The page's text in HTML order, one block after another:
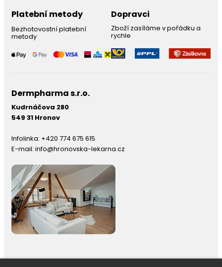
Platební metody
Bezhotovostní platební
metody
Dopravci
Zboží zasíláme v pořádku a
rychle
Dermpharma s.r.o.
Kudrnáčova 280
549 31 Hronov
Infolinka: +420 774 675 615
E-mail: info@hronovska-lekarna.cz